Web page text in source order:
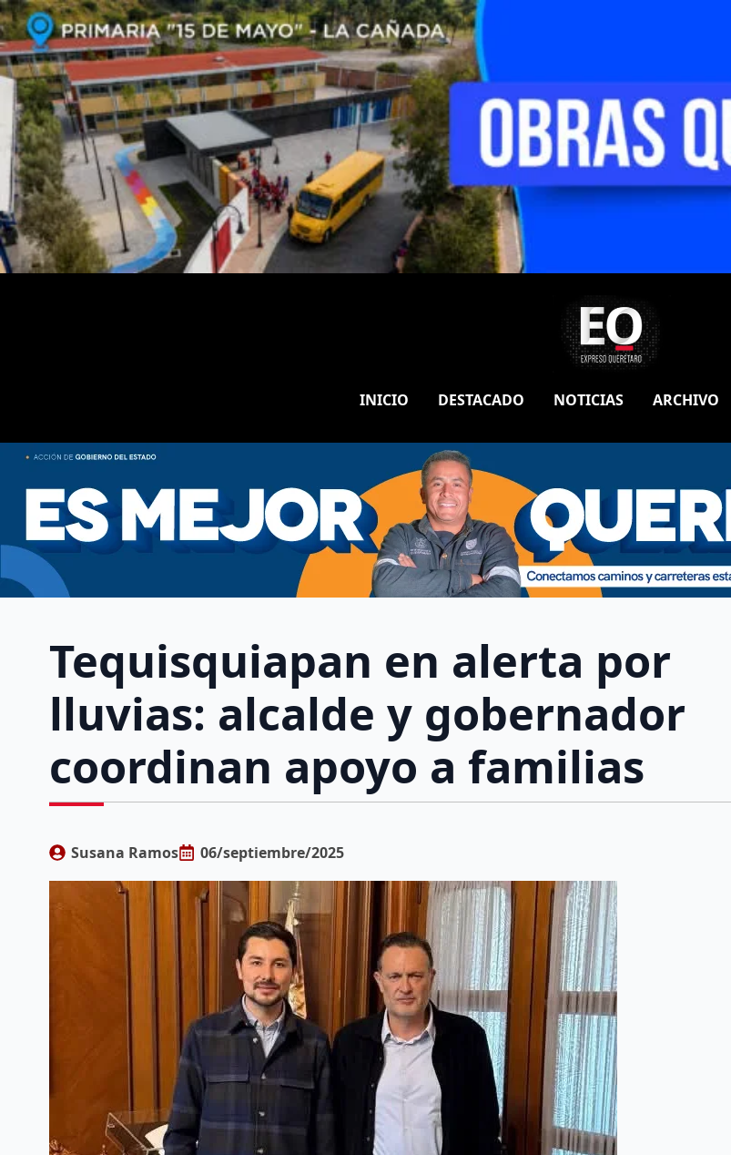
INICIO DESTACADO NOTICIAS ARCHIVO
Tequisquiapan en alerta por
lluvias: alcalde y gobernador
coordinan apoyo a familias
Susana Ramos 06/septiembre/2025